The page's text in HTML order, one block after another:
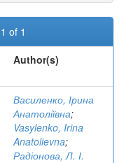
of 1
Author(s)
Василенко, Ірина
Анатоліївна;
Vasylenko, Irina
Anatolievna;
Радіонова, Л. І.